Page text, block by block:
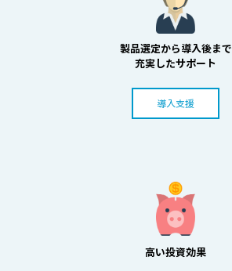
製品選定から導入後まで
充実したサポート
導入支援
高い投資効果